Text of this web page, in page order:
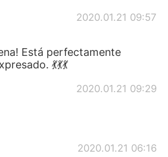
2020.01.21 09:57
Está perfectamente
💃💃💃
2020.01.21 09:29
2020.01.21 06:16